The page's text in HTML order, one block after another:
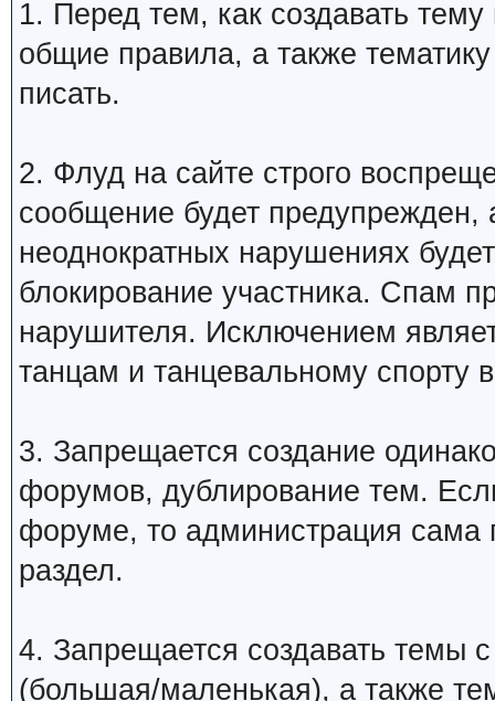
1. Перед тем, как создавать
общие правила, а также
писать.
2. Флуд на сайте строго
сообщение будет
неоднократных нарушениях
блокирование участника. Спам
нарушителя. Исключением
танцам и танцевальному спорту
3. Запрещается создание
форумов, дублирование тем.
форуме, то администрация сама
раздел.
4. Запрещается создавать темы
(большая/маленькая), а также